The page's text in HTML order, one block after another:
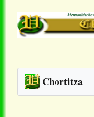
Chortitza